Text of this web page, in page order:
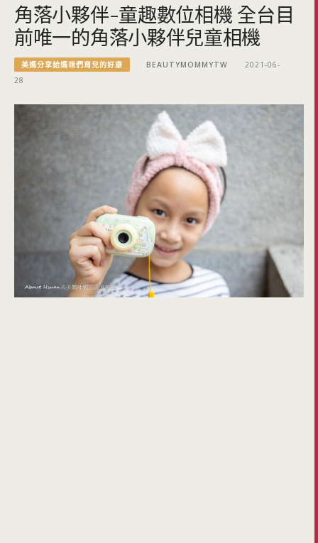
角落小夥伴-童趣數位相機 全台目
前唯一的角落小夥伴兒童相機
美媽分享給媽咪們育兒的好康 BEAUTYMOMMYTW
2021-06-
28